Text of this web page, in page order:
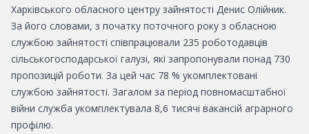
Харківського обласного центру зайнятості Денис Олійник.
За його словами, з початку поточного року з обласною
службою зайнятості співпрацювали 235 роботодавців
сільськогосподарської галузі, які запропонували понад 730
пропозицій роботи. За цей час 78 % укомплектовані
службою зайнятості. Загалом за період повномасштабної
війни служба укомплектувала 8,6 тисячі вакансій аграрного
профілю.